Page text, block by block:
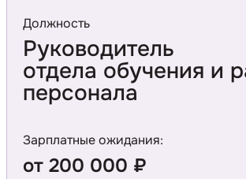
Должность
Руководитель
отдела обучения и
персонала
Зарплатные ожидания:
от 200 000 ₽